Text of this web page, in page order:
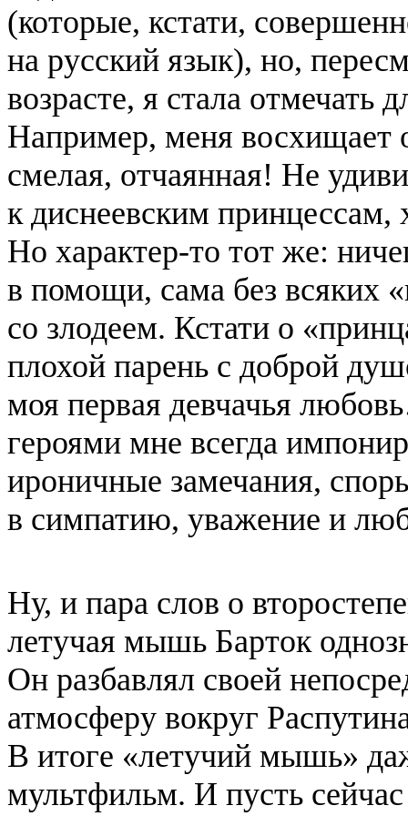
(которые, кстати,
на русский язык), но,
возрасте, я стала отмечать
Например, меня восхищает
смелая, отчаянная! Не
к диснеевским принцессам,
Но характер-то тот же:
в помощи, сама без всяких
со злодеем. Кстати о
плохой парень с доброй
моя первая девчачья
героями мне всегда
ироничные замечания,
в симпатию, уважение и
Ну, и пара слов о
летучая мышь Барток
Он разбавлял своей
атмосферу вокруг
В итоге «летучий мышь»
мультфильм. И пусть